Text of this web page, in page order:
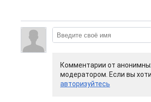
Комментарии от
модератором. Если вы
авторизуйтесь